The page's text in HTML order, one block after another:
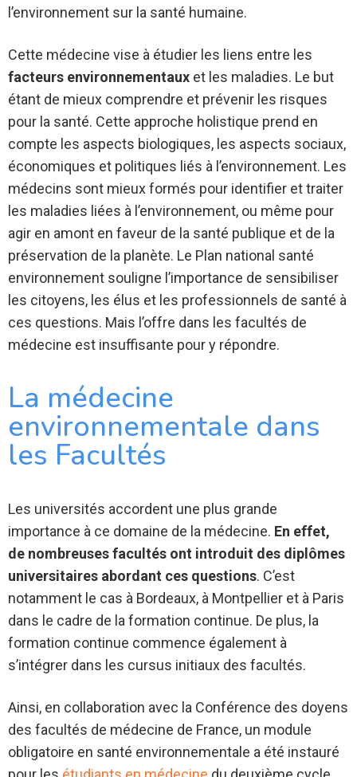
l’environnement sur la santé humaine.
Cette médecine vise à étudier les liens entre les
facteurs environnementaux et les maladies. Le but
étant de mieux comprendre et prévenir les risques
pour la santé. Cette approche holistique prend en
compte les aspects biologiques, les aspects sociaux,
économiques et politiques liés à l’environnement. Les
médecins sont mieux formés pour identifier et traiter
les maladies liées à l’environnement, ou même pour
agir en amont en faveur de la santé publique et de la
préservation de la planète. Le Plan national santé
environnement souligne l’importance de sensibiliser
les citoyens, les élus et les professionnels de santé à
ces questions. Mais l’offre dans les facultés de
médecine est insuffisante pour y répondre.
La médecine
environnementale dans
les Facultés
Les universités accordent une plus grande
importance à ce domaine de la médecine. En effet,
de nombreuses facultés ont introduit des diplômes
universitaires abordant ces questions. C’est
notamment le cas à Bordeaux, à Montpellier et à Paris
dans le cadre de la formation continue. De plus, la
formation continue commence également à
s’intégrer dans les cursus initiaux des facultés.
Ainsi, en collaboration avec la Conférence des doyens
des facultés de médecine de France, un module
obligatoire en santé environnementale a été instauré